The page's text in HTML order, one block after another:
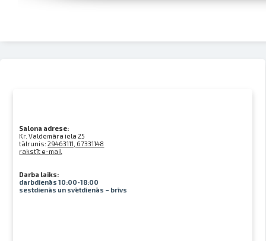
Salona adrese:
Kr. Valdemāra iela 25
tālrunis:29463111, 67331148
rakstīt e-mail
Darba laiks:
darbdienās 10:00-18:00
sestdienās un svētdienās – brīvs